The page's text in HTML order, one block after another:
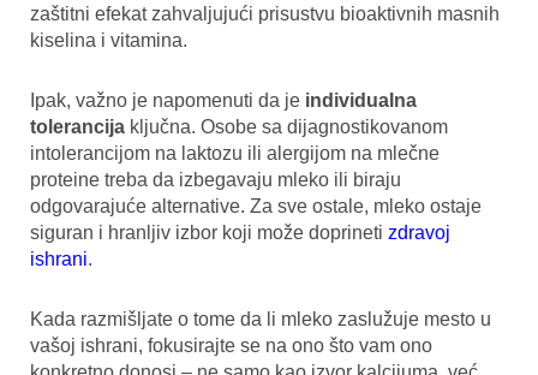
zaštitni efekat zahvaljujući prisustvu bioaktivnih masnih
kiselina i vitamina.
Ipak, važno je napomenuti da je individualna
tolerancija ključna. Osobe sa dijagnostikovanom
intolerancijom na laktozu ili alergijom na mlečne
proteine treba da izbegavaju mleko ili biraju
odgovarajuće alternative. Za sve ostale, mleko ostaje
siguran i hranljiv izbor koji može doprineti zdravoj
ishrani.
Kada razmišljate o tome da li mleko zaslužuje mesto u
vašoj ishrani, fokusirajte se na ono što vam ono